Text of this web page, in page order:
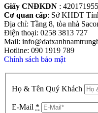
Giấy CNĐKDN :
Cơ quan cấp: Sở KHĐT
Địa chỉ: Tầng 8, tòa nhà
Điện thoại: 0258 3813 727
Mail:
Hotline: 090 1919 789
Chính sách bảo mật
Họ & Tên Quý Khách
E-Mail *